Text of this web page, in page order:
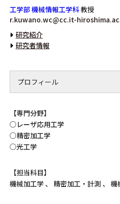
工学部 機械情報工学科教授
r.kuwano.wc@cc.it-
研究紹介
研究者情報
プロフィール
【専門分野】
○レーザ応用工学
○精密加工学
○光工学
【担当科目】
機械加工学 、 精密加工・計測 、 機